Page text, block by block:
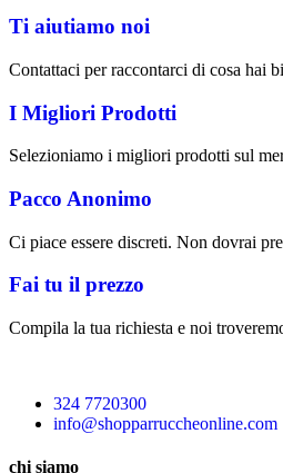
Ti aiutiamo noi
Contattaci per raccontarci di cosa hai
I Migliori Prodotti
Selezioniamo i migliori prodotti sul
Pacco Anonimo
Ci piace essere discreti. Non dovrai
Fai tu il prezzo
Compila la tua richiesta e noi
324 7720300
info@shopparruccheonline.com
chi siamo